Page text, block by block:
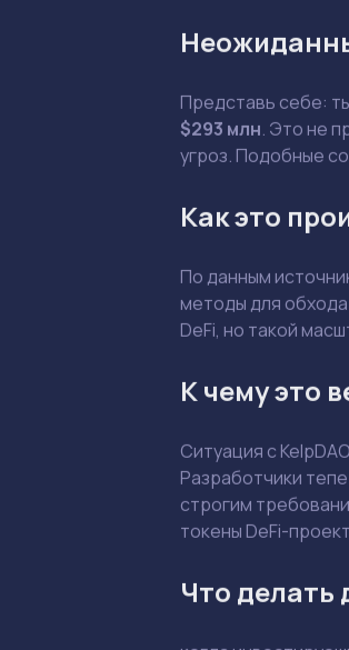
Представь себе:
$293 млн . Это не
угроз. Подобные
Как это
По данным
методы для
DeFi, но такой
К чему это
Ситуация с
Разработчики
строгим
токены DeFi-
Что делать